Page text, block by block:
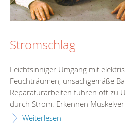
Stromschlag
Leichtsinniger Umgang mit
Feuchträumen, unsachgemäße
Reparaturarbeiten führen oft zu
durch Strom. Erkennen
Weiterlesen